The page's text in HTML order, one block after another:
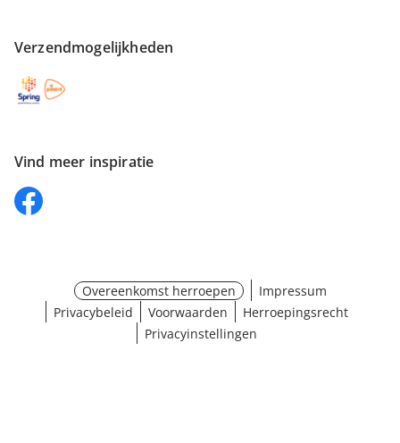
Verzendmogelijkheden
Vind meer inspiratie
Overeenkomst herroepen
Impressum
Privacybeleid
Voorwaarden
Herroepingsrecht
Privacyinstellingen